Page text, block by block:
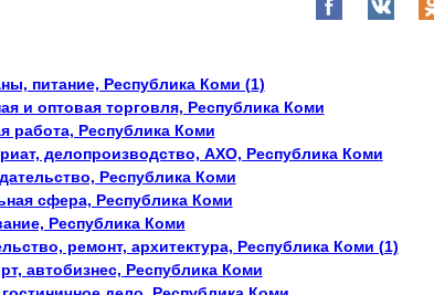
питание, Республика Коми (1)
и оптовая торговля, Республика Коми
работа, Республика Коми
делопроизводство, АХО, Республика Коми
Республика Коми
сфера, Республика Коми
Республика Коми
ремонт, архитектура, Республика Коми (1)
автобизнес, Республика Коми